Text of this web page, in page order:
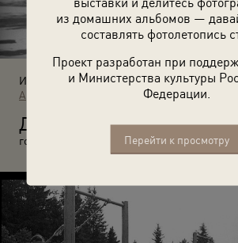
из домашних альбомов —
составлять фотолетопись
Проект разработан при
и Министерства культуры
Федерации.
Перейти к просмотру
Источники:
Архив Нинели Александровны Устиновой
Д
ети на качалке на фоне академии
года. Автор: Александр Устинов.